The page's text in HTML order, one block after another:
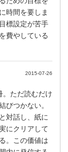
時間を要しま
標設定が苦手
費やしている
2015-07-26
。ただ読むだけ
びつかない。
対話し、紙に
にクリアして
。この価値は